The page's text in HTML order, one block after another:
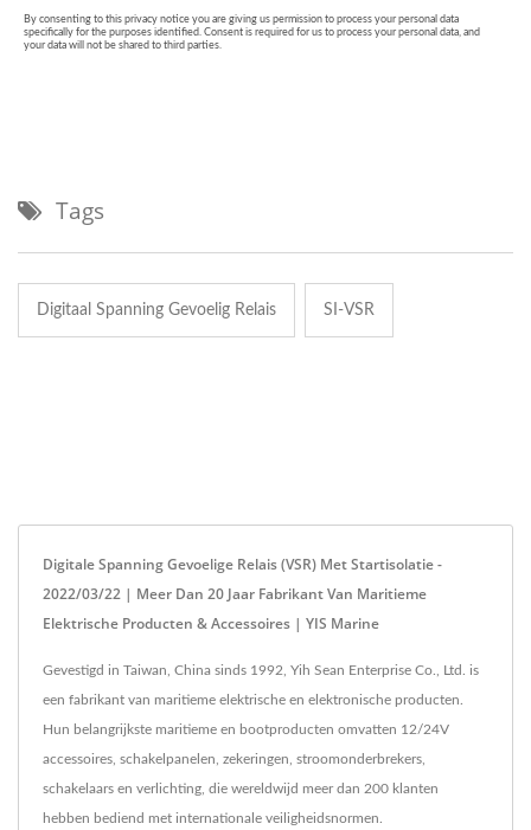
Tags
Digitaal Spanning Gevoelig Relais SI-VSR
Digitale Spanning Gevoelige Relais (VSR) Met Startisolatie -
2022/03/22 | Meer Dan 20 Jaar Fabrikant Van Maritieme
Elektrische Producten & Accessoires | YIS Marine
Gevestigd in Taiwan, China sinds 1992, Yih Sean Enterprise Co., Ltd. is
een fabrikant van maritieme elektrische en elektronische producten.
Hun belangrijkste maritieme en bootproducten omvatten 12/24V
accessoires, schakelpanelen, zekeringen, stroomonderbrekers,
schakelaars en verlichting, die wereldwijd meer dan 200 klanten
hebben bediend met internationale veiligheidsnormen.